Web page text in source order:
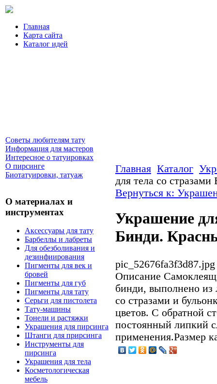
Главная
Карта сайта
Каталог идей
Советы любителям тату
Информация для мастеров
Интересное о татуировках
О пирсинге
Биотатуировки, татуаж
О материалах и
инструментах
Аксессуары для тату
Барбеллы и лабреты
Для обезболивания и
дезинфиирования
Пигменты для век и
бровей
Пигменты для губ
Пигменты для тату
Серьги для пистолета
Тату-машины
Тонели и растяжки
Украшения для пирсинга
Штанги для прирсинга
Инструменты для
пирсинга
Украшения для тела
Косметологическая
мебель
Главная Каталог
для тела со
Вернуться к:
Украшение
Бинди.
pic_52676fa3f3d87.jpg
Описание
бинди, выполнено из
со стразами и
цветов. С обратной
постоянный липкий
применения.Размер